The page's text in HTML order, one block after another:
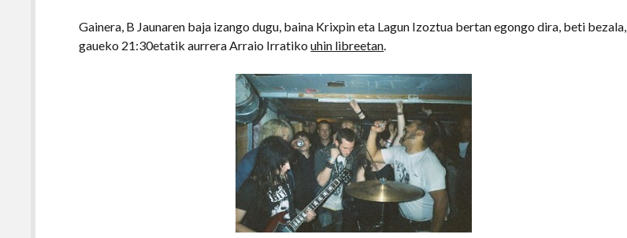
Gainera, B Jaunaren baja izango dugu, baina Krixpin eta Lagun Izoztua bertan egongo dira, beti bezala,
gaueko 21:30etatik aurrera Arraio Irratikouhin libreetan.